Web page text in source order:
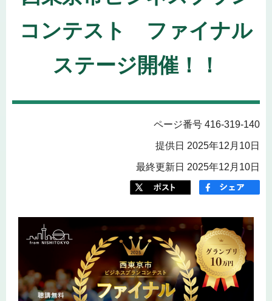
コンテスト ファイナル
ステージ開催！！
ページ番号 416-319-140
提供日 2025年12月10日
最終更新日 2025年12月10日